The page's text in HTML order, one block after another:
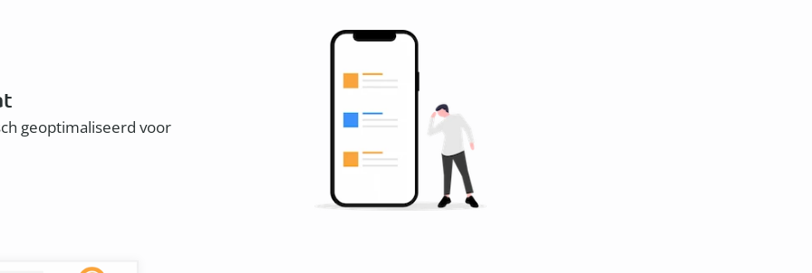
geoptimaliseerd voor